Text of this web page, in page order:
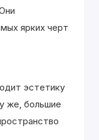
ярких черт
эстетику
же, большие